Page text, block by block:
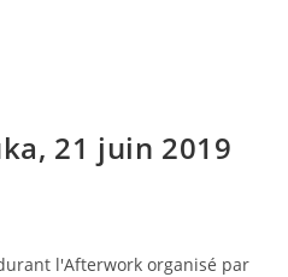
21 juin 2019
l'Afterwork organisé par